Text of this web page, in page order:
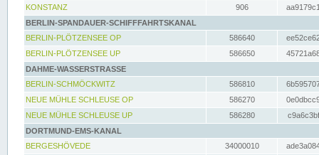
KONSTANZ
906
BERLIN-SPANDAUER-SCHIFFFAHRTSKANAL
BERLIN-PLÖTZENSEE OP
586640
BERLIN-PLÖTZENSEE UP
586650
DAHME-WASSERSTRASSE
BERLIN-SCHMÖCKWITZ
586810
NEUE MÜHLE SCHLEUSE OP
586270
NEUE MÜHLE SCHLEUSE UP
586280
DORTMUND-EMS-KANAL
BERGESHÖVEDE
34000010